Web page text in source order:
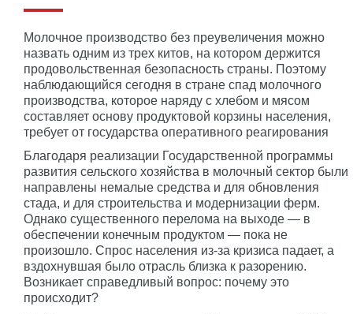
Молочное производство без преувеличения можно
назвать одним из трех китов, на котором держится
продовольственная безопасность страны. Поэтому
наблюдающийся сегодня в стране спад молочного
производства, которое наряду с хлебом и мясом
составляет основу продуктовой корзины населения,
требует от государства оперативного реагирования
Благодаря реализации Государственной программы
развития сельского хозяйства в молочный сектор были
направлены немалые средства и для обновления
стада, и для строительства и модернизации ферм.
Однако существенного перелома на выходе — в
обеспечении конечным продуктом — пока не
произошло. Спрос населения из-за кризиса падает, а
вздохнувшая было отрасль близка к разорению.
Возникает справедливый вопрос: почему это
происходит?